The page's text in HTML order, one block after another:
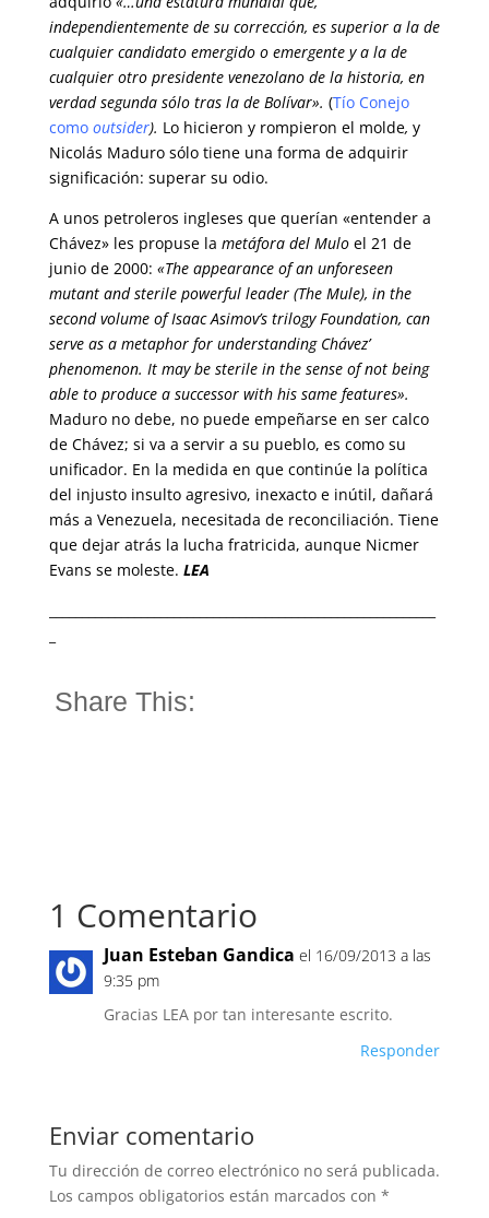
independientemente de su corrección, es superior a la de
cualquier candidato emergido o emergente y a la de
cualquier otro presidente venezolano de la historia, en
verdad segunda sólo tras la de Bolívar». (Tío Conejo
como outsider). Lo hicieron y rompieron el molde, y
Nicolás Maduro sólo tiene una forma de adquirir
significación: superar su odio.
A unos petroleros ingleses que querían «entender a
Chávez» les propuse la metáfora del Muloel 21 de
junio de 2000: «The appearance of an unforeseen
mutant and sterile powerful leader (The Mule), in the
second volume of Isaac Asimov’s trilogy Foundation, can
serve as a metaphor for understanding Chávez’
phenomenon. It may be sterile in the sense of not being
able to produce a successor with his same features».
Maduro no debe, no puede empeñarse en ser calco
de Chávez; si va a servir a su pueblo, es como su
unificador. En la medida en que continúe la política
del injusto insulto agresivo, inexacto e inútil, dañará
más a Venezuela, necesitada de reconciliación. Tiene
que dejar atrás la lucha fratricida, aunque Nicmer
Evans se moleste. LEA
Share This:
1 Comentario
Juan Esteban Gandica el 16/09/2013 a las
9:35 pm
Gracias LEA por tan interesante escrito.
Responder
Enviar comentario
Tu dirección de correo electrónico no será publicada.
Los campos obligatorios están marcados con *